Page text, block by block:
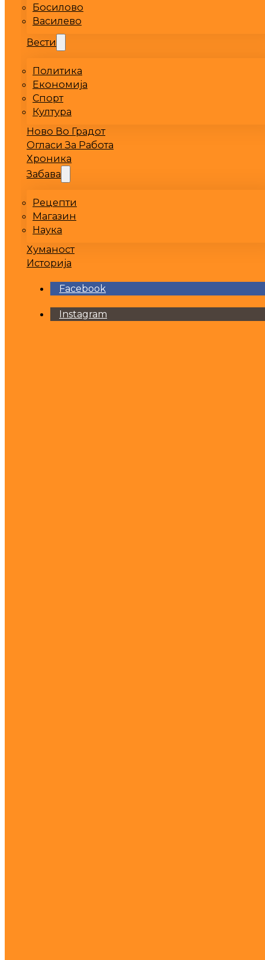
Босилово
Василево
Вести
Политика
Економија
Спорт
Култура
Ново Во Градот
Огласи За Работа
Хроника
Забава
Рецепти
Магазин
Наука
Хуманост
Историја
Facebook
Instagram